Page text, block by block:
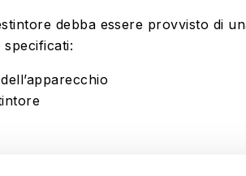
debba essere provvisto di